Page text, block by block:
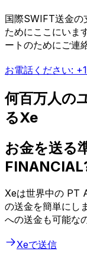
国際SWIFT送金の
ためにここにいま
ートのためにご連
お電話ください:
何百万人の
るXe
お金を送る
Xeは世界中の PT
の送金を簡単にし
への送金も可能な
Xeで送信